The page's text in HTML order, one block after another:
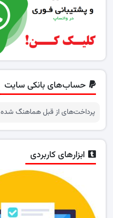
حساب‌های بانکی سایت
پرداخت‌های از قبل هماهنگ شده
ابزارهای کاربردی